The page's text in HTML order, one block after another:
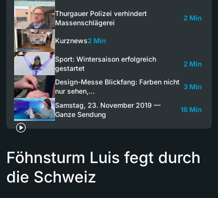
Thurgauer Polizei verhindert
Massenschlägerei
2 Min
Kurznews2 Min
Sport: Wintersaison erfolgreich
gestartet
2 Min
Design-Messe Blickfang: Farben nicht
nur sehen,…
3 Min
Samstag, 23. November 2019 —
Ganze Sendung
16 Min
Föhnsturm Luis fegt durch
die Schweiz